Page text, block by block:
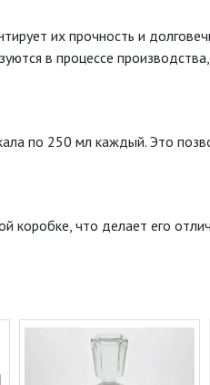
их прочность и
в процессе
по 250 мл каждый. Это
коробке, что делает его